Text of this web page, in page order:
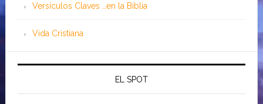
Versículos Claves …en la Biblia
Vida Cristiana
EL SPOT